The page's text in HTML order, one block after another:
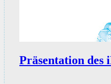
Präsentation des